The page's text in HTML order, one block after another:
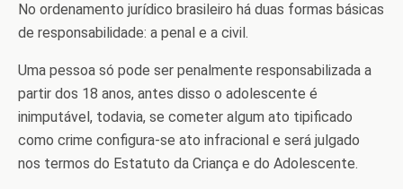
No ordenamento jurídico brasileiro há duas formas básicas
de responsabilidade: a penal e a civil.
Uma pessoa só pode ser penalmente responsabilizada a
partir dos 18 anos, antes disso o adolescente é
inimputável, todavia, se cometer algum ato tipificado
como crime configura-se ato infracional e será julgado
nos termos do Estatuto da Criança e do Adolescente.